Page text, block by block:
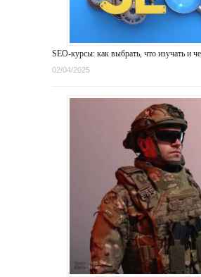
SEO-курсы: как выбрать, что изучать и
02/04/2025